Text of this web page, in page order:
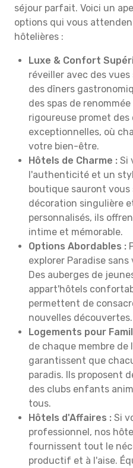
séjour parfait. Voici un
options qui vous
hôtelières :
Luxe & Confort
réveiller avec des
des dîners
des spas de
rigoureuse promet
exceptionnelles, où
votre bien-être.
Hôtels de Charme : Si
l'authenticité et un
boutique sauront vous
décoration singulière
personnalisés, ils
intime et mémorable.
Options Abordables :
explorer Paradise
Des auberges de
appart'hôtels
permettent de
nouvelles découvertes.
Logements pour
de chaque membre de
garantissent que
paradis. Ils proposent
des clubs enfants
tous.
Hôtels d'Affaires : Si
professionnel, nos
fournissent tout le
productif et à l'aise.